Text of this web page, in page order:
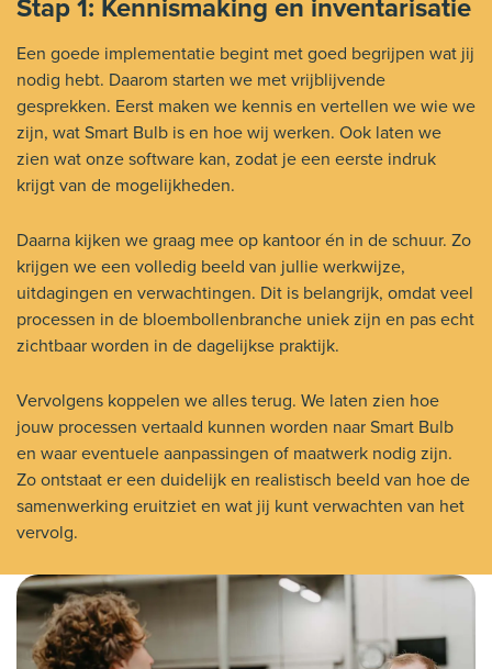
Een goede implementatie begint met goed begrijpen wat jij
nodig hebt. Daarom starten we met vrijblijvende
gesprekken. Eerst maken we kennis en vertellen we wie we
zijn, wat Smart Bulb is en hoe wij werken. Ook laten we
zien wat onze software kan, zodat je een eerste indruk
krijgt van de mogelijkheden.
Daarna kijken we graag mee op kantoor én in de schuur. Zo
krijgen we een volledig beeld van jullie werkwijze,
uitdagingen en verwachtingen. Dit is belangrijk, omdat veel
processen in de bloembollenbranche uniek zijn en pas echt
zichtbaar worden in de dagelijkse praktijk.
Vervolgens koppelen we alles terug. We laten zien hoe
jouw processen vertaald kunnen worden naar Smart Bulb
en waar eventuele aanpassingen of maatwerk nodig zijn.
Zo ontstaat er een duidelijk en realistisch beeld van hoe de
samenwerking eruitziet en wat jij kunt verwachten van het
vervolg.